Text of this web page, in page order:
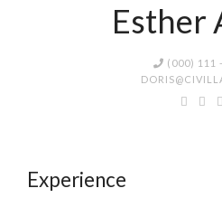
Esther
(000) 111
Experience